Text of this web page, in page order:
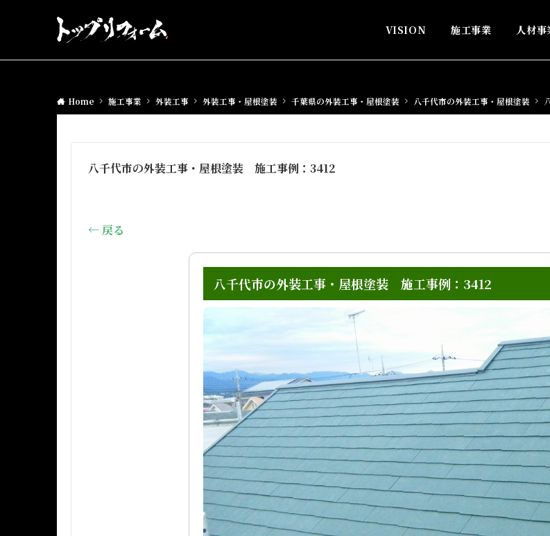
VISION 施工事業 人材事
Home 施工事業 外装工事 外装工事・屋根塗装 千葉県の外装工事・屋根塗装 八千代市の外装工事・屋根塗装
八千代市の外装工事・屋根塗装 施工事例：3412
← 戻る
八千代市の外装工事・屋根塗装 施工事例：3412